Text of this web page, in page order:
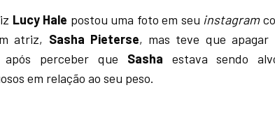
Lucy Hale postou uma foto em seu instagram
atriz, Sasha Pieterse, mas teve que apagar
após perceber que Sasha estava sendo
em relação ao seu peso.